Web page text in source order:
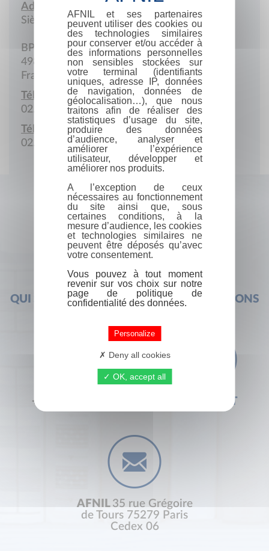
Adresse :
Siège social
BP 27
49800 Trélazé
France
Téléphone :
02.41.33.74.85
Télécopie :
02.41.69.71.73
QUI SOMMES-NOUS ? FOIRE AUX QUESTIONS
+33 (0) 1 44 41 29 19 CONTACT
AFNIL 35 rue Grégoire
de Tours 75279 Paris
Cedex 06
AFNIL et ses partenaires
peuvent utiliser des cookies ou
des technologies similaires
pour conserver et/ou accéder à
des informations personnelles
non sensibles stockées sur
votre terminal (identifiants
uniques, adresse IP, données
de navigation, données de
géolocalisation…), que nous
traitons afin de réaliser des
statistiques d’usage du site,
produire des données
d’audience, analyser et
améliorer l’expérience
utilisateur, développer et
améliorer nos produits.
A l’exception de ceux
nécessaires au fonctionnement
du site ainsi que, sous
certaines conditions, à la
mesure d’audience, les cookies
et technologies similaires ne
peuvent être déposés qu’avec
votre consentement.
Vous pouvez à tout moment
revenir sur vos choix sur notre
page de politique de
confidentialité des données.
Personalize
Deny all cookies
OK, accept all